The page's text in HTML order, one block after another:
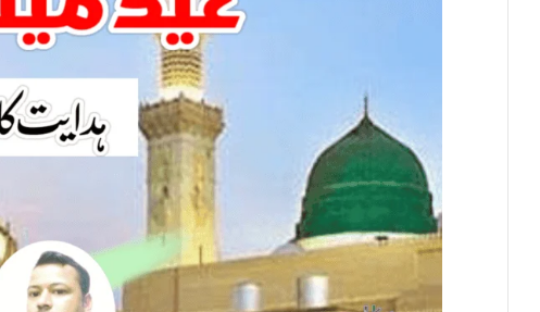
سورج
طلوع
ہوا